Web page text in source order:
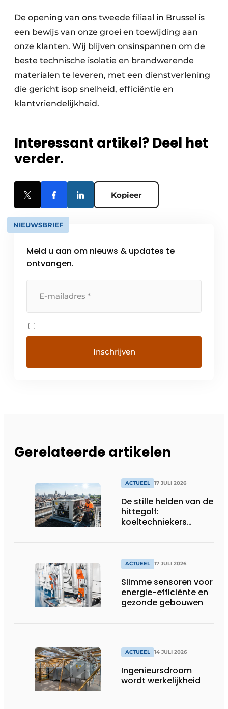
De opening van ons tweede filiaal in Brussel is
een bewijs van onze groei en toewijding aan
onze klanten. Wij blijven onsinspannen om de
beste technische isolatie en brandwerende
materialen te leveren, met een dienstverlening
die gericht isop snelheid, efficiëntie en
klantvriendelijkheid.
Interessant artikel? Deel het
verder.
Kopieer
NIEUWSBRIEF
Meld u aan om nieuws & updates te
ontvangen.
Gerelateerde artikelen
ACTUEEL 17 JULI 2026
De stille helden van de
hittegolf:
koeltechniekers
productiebedrijven
draaiende
ACTUEEL 17 JULI 2026
Slimme sensoren voor
energie-efficiënte en
gezonde gebouwen
ACTUEEL 14 JULI 2026
Ingenieursdroom
wordt werkelijkheid